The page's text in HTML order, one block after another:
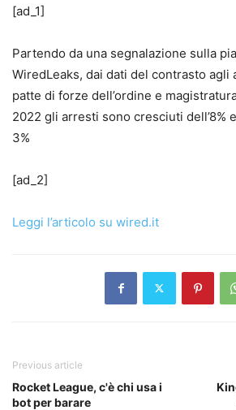
[ad_1]
Partendo da una segnalazione sulla
WiredLeaks, dai dati del contrasto agli
patte di forze dell’ordine e
2022 gli arresti sono cresciuti dell’8%
3%
[ad_2]
Leggi l’articolo su wired.it
Previous article
Rocket League, c'è chi usa i
bot per barare